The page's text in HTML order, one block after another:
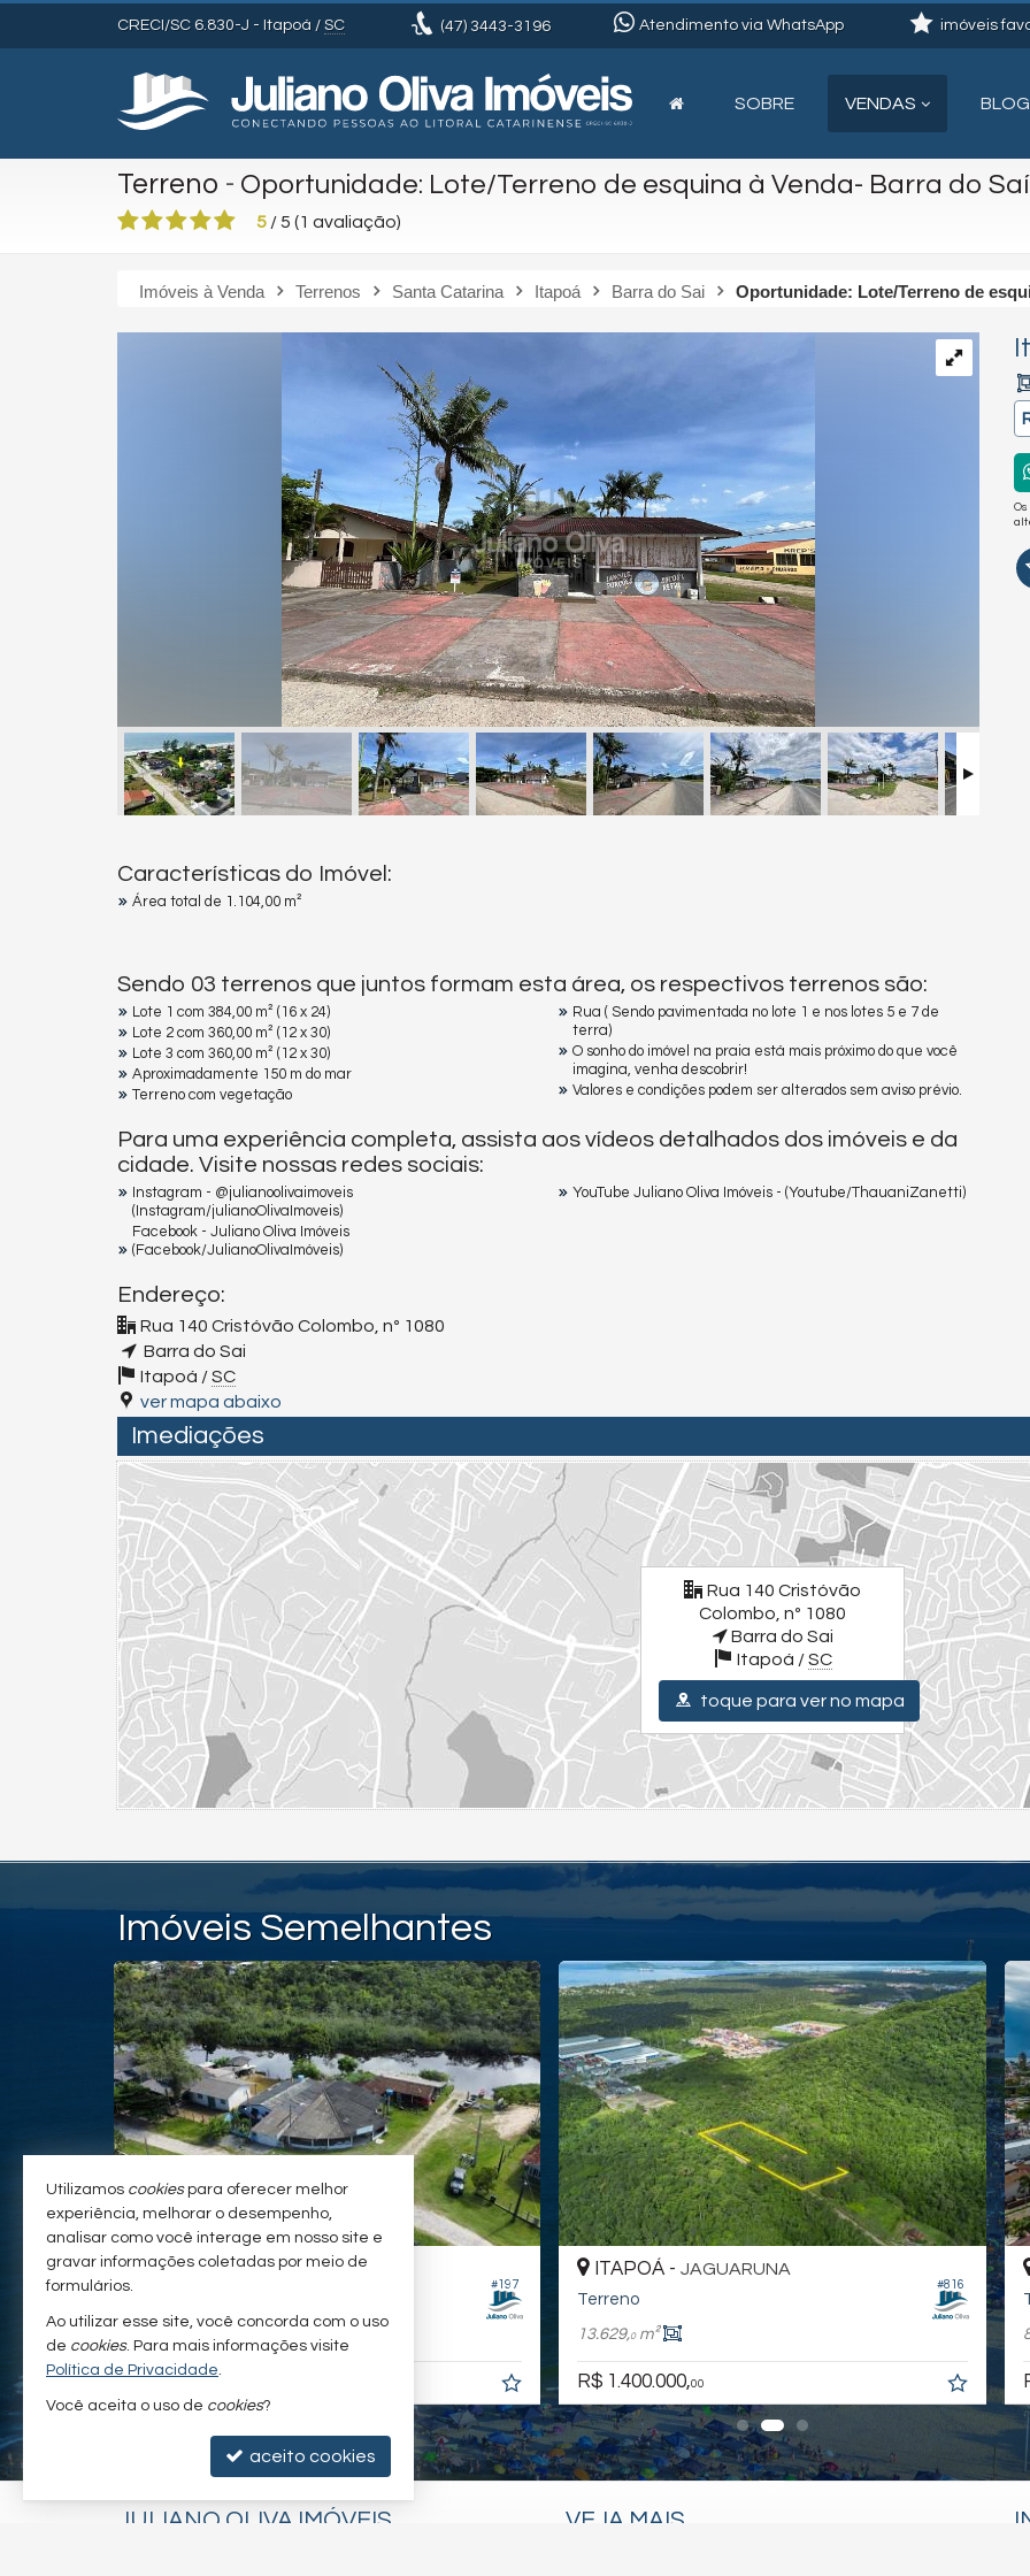
CRECI/SC 6.830-J - Itapoá / SC (47)3443-3196 Atendimento via WhatsApp imóveis
SOBRE VENDAS BLOG
Terreno - Oportunidade: Lote/Terreno de esquina à Venda- Barra do Saí
5 /5 (1 avaliação)
Imóveis à Venda Terrenos Santa Catarina Itapoá Barra do Sai Oportunidade: Lote/Terreno de
Características do Imóvel:
Área total de 1.104,00 m²
Sendo 03 terrenos que juntos formam esta área, os respectivos terrenos são:
Lote 1 com 384,00 m² (16 x 24)
Lote 2 com 360,00 m² (12 x 30)
Lote 3 com 360,00 m² (12 x 30)
Aproximadamente 150 m do mar
Terreno com vegetação
Rua ( Sendo pavimentada no lote 1 e nos lotes 5 e 7 de
terra)
O sonho do imóvel na praia está mais próximo do que você
imagina, venha descobrir!
Valores e condições podem ser alterados sem aviso prévio.
Para uma experiência completa, assista aos vídeos detalhados dos imóveis e da
cidade. Visite nossas redes sociais:
Instagram - @julianoolivaimoveis
(Instagram/julianoOlivaImoveis)
Facebook - Juliano Oliva Imóveis
(Facebook/JulianoOlivaImóveis)
YouTube Juliano Oliva Imóveis - (Youtube/ThauaniZanetti)
Endereço:
Rua 140 Cristóvão Colombo, nº 1080
Barra do Sai
Itapoá /SC
ver mapa abaixo
Imediações
Rua 140 Cristóvão
Colombo, nº 1080
Barra do Sai
Itapoá /SC
toque para ver no mapa
Imóveis Semelhantes
#702 #603
ITAPOÁ -CAMBIJU
m²
R$ 1.200.000,
#615
ITAPOÁ -BARRA DO SAI
Terreno
360,0m²
R$ 380.000,00
JULIANO OLIVA IMÓVEIS VEJA MAIS
Utilizamos cookiespara oferecer melhor
experiência, melhorar o desempenho,
analisar como você interage em nosso site e
gravar informações coletadas por meio de
formulários.
Ao utilizar esse site, você concorda com o uso
de cookies. Para mais informações visite
Política de Privacidade.
Você aceita o uso de cookies?
aceito cookies